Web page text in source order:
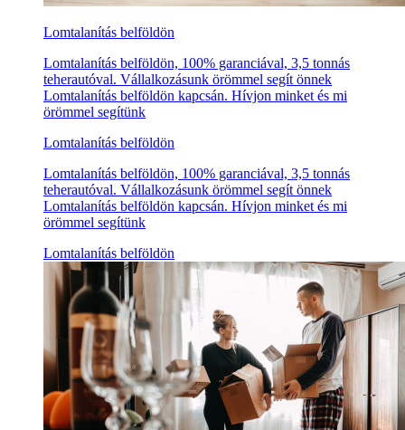
Lomtalanítás belföldön
Lomtalanítás belföldön, 100% garanciával, 3,5 tonnás
teherautóval. Vállalkozásunk örömmel segít önnek
Lomtalanítás belföldön kapcsán. Hívjon minket és mi
örömmel segítünk
Lomtalanítás belföldön
Lomtalanítás belföldön, 100% garanciával, 3,5 tonnás
teherautóval. Vállalkozásunk örömmel segít önnek
Lomtalanítás belföldön kapcsán. Hívjon minket és mi
örömmel segítünk
Lomtalanítás belföldön